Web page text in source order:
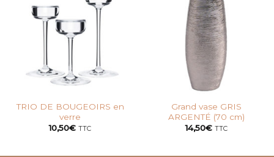
TRIO DE BOUGEOIRS en
verre
10,50€ TTC
Grand vase GRIS
ARGENTÉ (70 cm)
14,50€ TTC